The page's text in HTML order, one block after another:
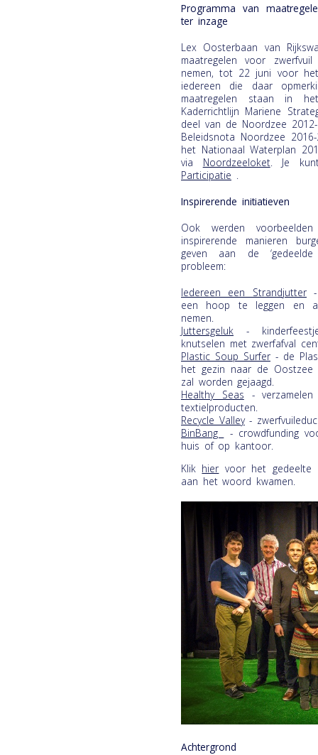
Programma van
ter inzage
Lex Oosterbaan van
maatregelen voor
nemen, tot 22 juni voor
iedereen die daar
maatregelen staan in
Kaderrichtlijn Mariene
deel van de Noordzee
Beleidsnota Noordzee
het Nationaal Waterplan
via Noordzeeloket. Je
Participatie .
Inspirerende initiatieven
Ook werden
inspirerende manieren
geven aan de
probleem:
Iedereen een Strandjutter
een hoop te leggen en
nemen.
Juttersgeluk -
knutselen met zwerfafval
Plastic Soup Surfer - de
het gezin naar de
zal worden gejaagd.
Healthy Seas -
textielproducten.
Recycle Valley-
BinBang
- crowdfunding
huis of op kantoor.
Klik hier voor het gedeelte
aan het woord kwamen.
Achtergrond